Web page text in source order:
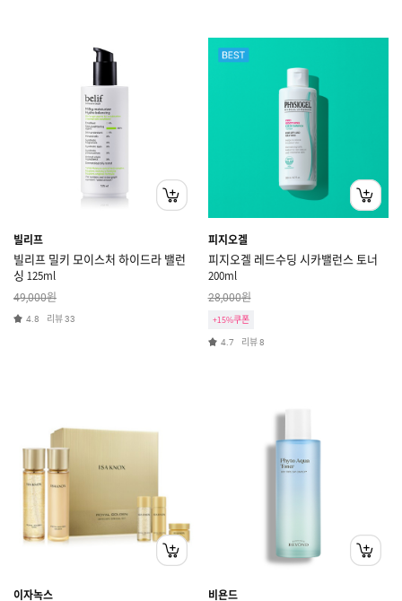
빌리프
빌리프 밀키 모이스처 하이드라 밸런
싱 125ml
49,000원
4.8 리뷰33
피지오겔
피지오겔 레드수딩 시카밸런스 토너
200ml
28,000원
+15%쿠폰
4.7 리뷰8
이자녹스 비욘드